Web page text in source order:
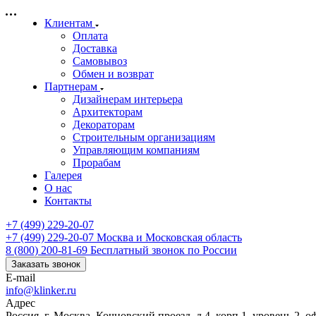
Клиентам
Оплата
Доставка
Самовывоз
Обмен и возврат
Партнерам
Дизайнерам интерьера
Архитекторам
Декораторам
Строительным организациям
Управляющим компаниям
Прорабам
Галерея
О нас
Контакты
+7 (499) 229-20-07
+7 (499) 229-20-07 Москва и Московская область
8 (800) 200-81-69 Бесплатный звонок по России
Заказать звонок
E-mail
info@klinker.ru
Адрес